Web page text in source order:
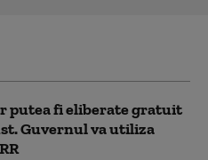
putea fi eliberate gratuit
Guvernul va utiliza